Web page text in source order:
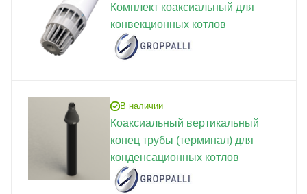
Комплект коаксиальный для
конвекционных котлов
В наличии
Коаксиальный вертикальный
конец трубы (терминал) для
конденсационных котлов